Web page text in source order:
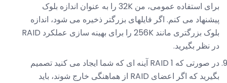
برای استفاده عمومی، من 32K را به عنوان اندازه بلوک
پیشنهاد می کنم. اگر فایلهای بزرگتر ذخیره می شود، اندازه
بلوک بزرگتری مانند 256K را برای بهینه سازی عملکرد RAID
در نظر بگیرید.
در صورتی که RAID 1 آینه ای که شما ایجاد می کنید تصمیم
بگیرید که اگر اعضای RAID از هماهنگی خارج شوند، باید